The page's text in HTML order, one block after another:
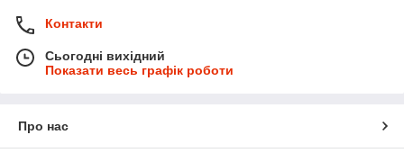
Контакти
Сьогодні вихідний
Показати весь графік роботи
Про нас